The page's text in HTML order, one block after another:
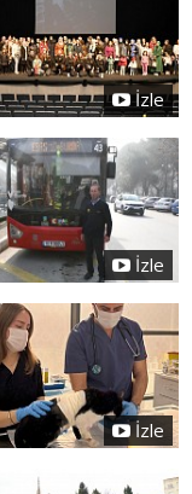
İzle
İzle
İzle